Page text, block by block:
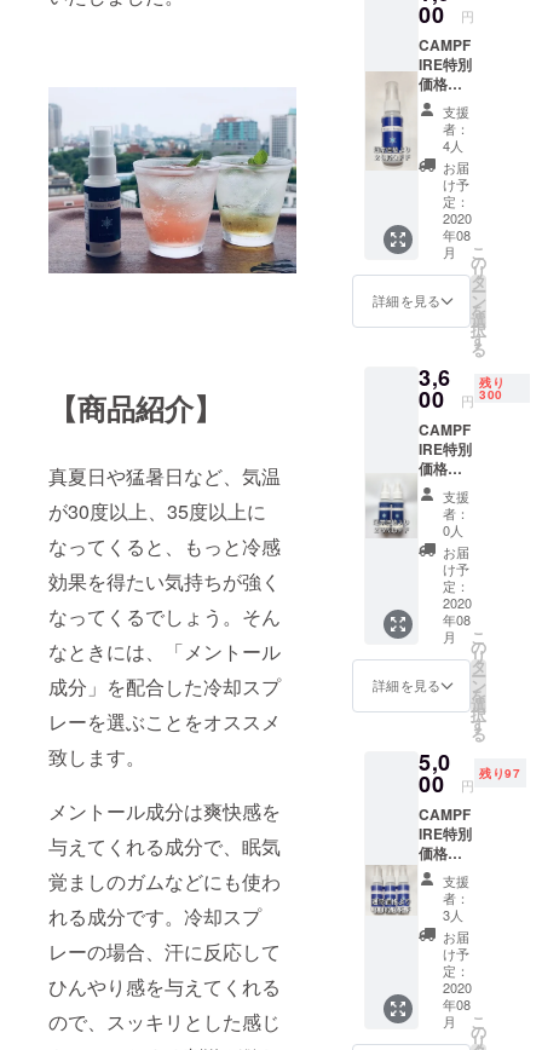
【商品紹介】
真夏日や猛暑日など、気温
が30度以上、35度以上に
なってくると、もっと冷感
効果を得たい気持ちが強く
なってくるでしょう。そん
なときには、「メントール
成分」を配合した冷却スプ
レーを選ぶことをオススメ
致します。
メントール成分は爽快感を
与えてくれる成分で、眠気
覚ましのガムなどにも使わ
れる成分です。冷却スプ
レーの場合、汗に反応して
ひんやり感を与えてくれる
ので、スッキリとした感じ
00 円
CAMPF
IRE特別
価格
１，９
００
円
【２
０％Ｏ
ＦＦ】
（一般
販売価
格2,400
円） ※
デザイ
ン・仕
様は変
る可能
性もご
ざいま
す。ご
了承く
ださ
い。 ※
ご注文
状況、
使用部
材の供
給状
況、製
造工程
上の都
合など
により
合があ
りま
す。
支援
者：
4人
お届
け予
定：
2020
年08
月
詳細を見る
こ
の
リ
タ
ー
ン
を
選
択
す
る
3,6
00 円
残り
300
CAMPF
IRE特別
価格
３，６
００
円
【２
５％Ｏ
ＦＦ】
（一般
販売価
格2,400
円／1
本） ※
デザイ
ン・仕
更にな
る可能
性もご
ざいま
す。ご
了承く
ださ
い。 ※
ご注文
状況、
使用部
材の供
給状
況、製
造工程
支援
者：
0人
お届
け予
定：
2020
年08
月
詳細を見る
こ
の
リ
タ
ー
ン
を
選
択
す
る
5,0
00 円
残り97
CAMPF
IRE特別
価格
５，０
００
円
【３
０％Ｏ
ＦＦ】
（一般
販売価
格2,400
支援
者：
3人
お届
け予
定：
2020
年08
月
こ
の
リ